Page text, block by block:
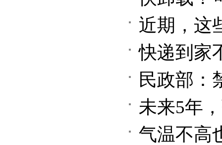
近期，这
快递到家
民政部：
未来5年
气温不高